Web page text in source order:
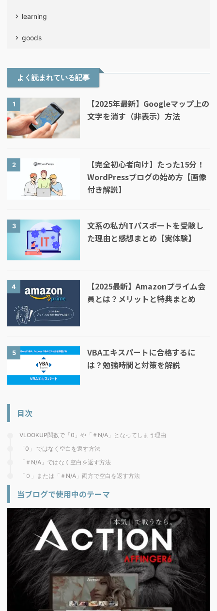
learning
goods
よく読まれている記事
1
【2025年最新】Googleマップ上の
文字を消す（非表示）方法
2
【完全初心者向け】たった15分！
WordPressブログの始め方【画像
付き解説】
3
文系の私がITパスポートを受験し
た理由と感想まとめ【実体験】
4
【2025最新】Amazonプライム会
員とは？メリットと特典まとめ
5
VBAエキスパートに合格するに
は？勉強時間と対策を解説
目次
VLOOKUP関数で「0」や「＃N/A」となってしまう理由
「0」 ではなく空白を返す方法
「＃N/A」ではなく空白を返す方法
「０」または「＃N/A」両方で空白を返す方法
当ブログで使用中のテーマ